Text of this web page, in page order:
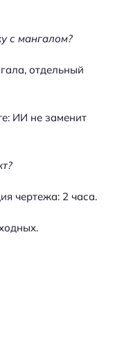
с мангалом?
отдельный
ИИ не заменит
чертежа: 2 часа.